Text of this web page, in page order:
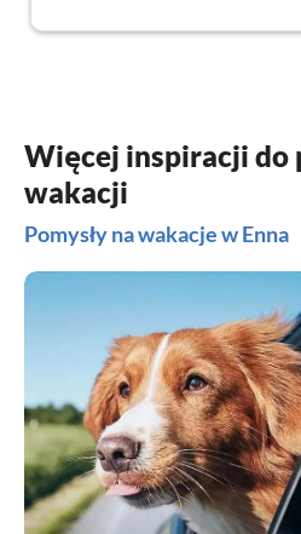
Więcej inspiracji do
wakacji
Pomysły na wakacje w Enna